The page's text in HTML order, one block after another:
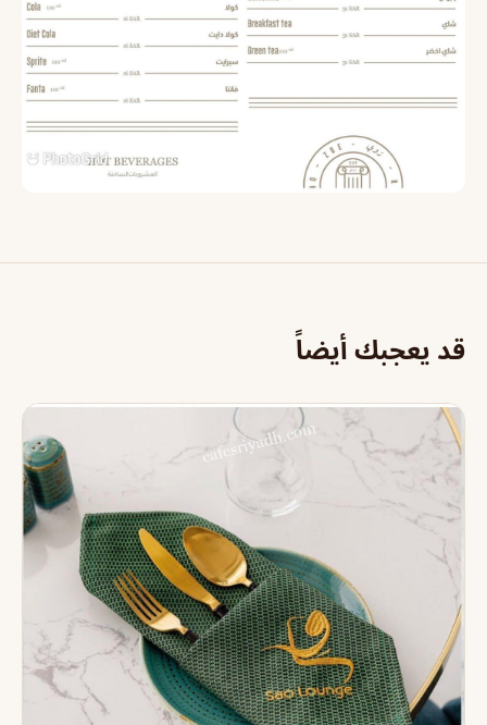
قد يعجبك أيضاً